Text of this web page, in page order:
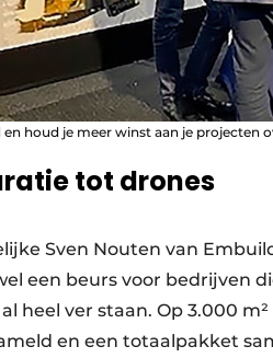
houd je meer winst aan je projecten
tot drones
Sven Nouten van
een beurs voor bedrijven
heel ver staan. Op 3.000
en een totaalpakket